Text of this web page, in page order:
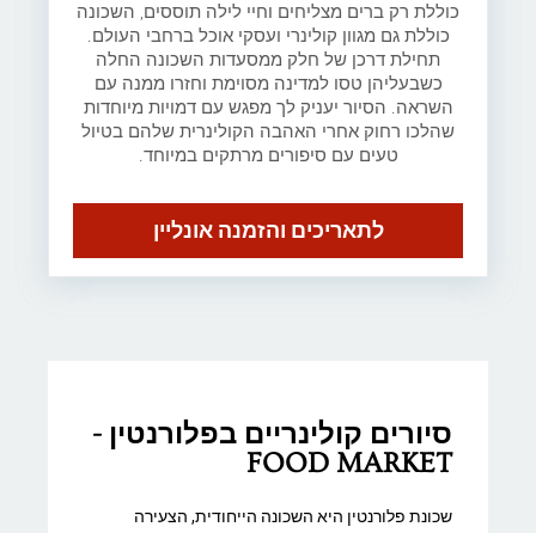
כוללת רק ברים מצליחים וחיי לילה תוססים, השכונה
כוללת גם מגוון קולינרי ועסקי אוכל ברחבי העולם.
תחילת דרכן של חלק ממסעדות השכונה החלה
כשבעליהן טסו למדינה מסוימת וחזרו ממנה עם
השראה. הסיור יעניק לך מפגש עם דמויות מיוחדות
שהלכו רחוק אחרי האהבה הקולינרית שלהם בטיול
טעים עם סיפורים מרתקים במיוחד.
לתאריכים והזמנה אונליין
סיורים קולינריים בפלורנטין -
FOOD MARKET
שכונת פלורנטין היא השכונה הייחודית, הצעירה